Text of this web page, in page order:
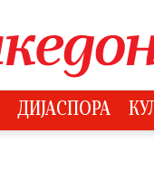
ДИЈАСПОРА